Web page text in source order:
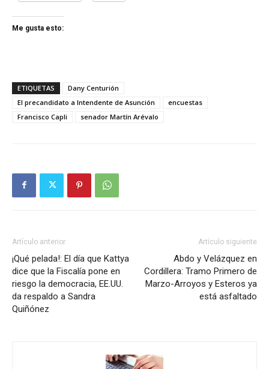
Me gusta esto:
ETIQUETAS
Dany Centurión
El precandidato a Intendente de Asunción
encuestas
Francisco Capli
senador Martín Arévalo
Artículo anterior
¡Qué pelada!: El día que Kattya
dice que la Fiscalía pone en
riesgo la democracia, EE.UU.
da respaldo a Sandra
Quiñónez
Artículo siguiente
Abdo y Velázquez en
Cordillera: Tramo Primero de
Marzo-Arroyos y Esteros ya
está asfaltado